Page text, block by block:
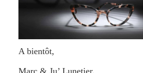
A bientôt,
Marc & Ju’ Lunetier.